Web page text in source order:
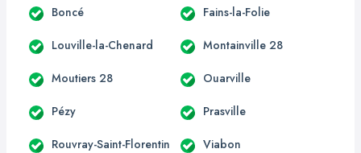
Boncé Fains-la-Folie
Louville-la-Chenard Montainville 28
Moutiers 28 Ouarville
Pézy Prasville
Rouvray-Saint-Florentin Viabon